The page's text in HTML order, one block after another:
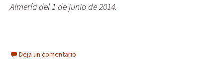
Almería del 1 de junio de 2014.
Deja un comentario